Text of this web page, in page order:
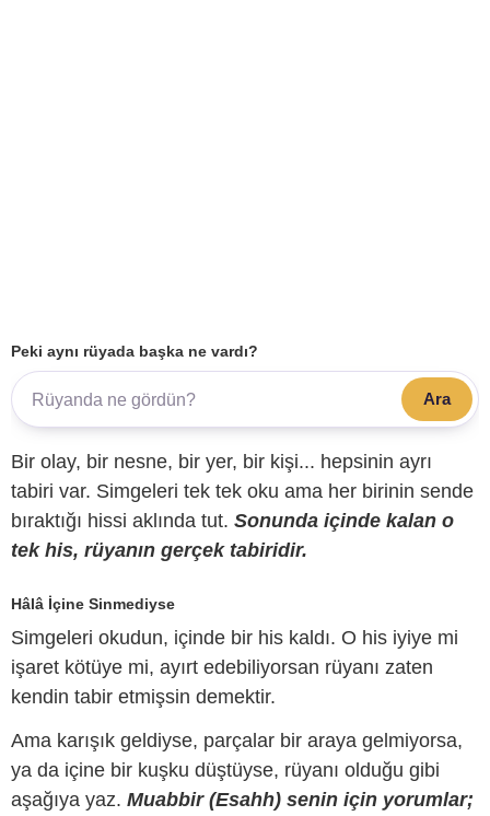
Peki aynı rüyada başka ne vardı?
Ara
Bir olay, bir nesne, bir yer, bir kişi... hepsinin ayrı
tabiri var. Simgeleri tek tek oku ama her birinin sende
bıraktığı hissi aklında tut. Sonunda içinde kalan o
tek his, rüyanın gerçek tabiridir.
Hâlâ İçine Sinmediyse
Simgeleri okudun, içinde bir his kaldı. O his iyiye mi
işaret kötüye mi, ayırt edebiliyorsan rüyanı zaten
kendin tabir etmişsin demektir.
Ama karışık geldiyse, parçalar bir araya gelmiyorsa,
ya da içine bir kuşku düştüyse, rüyanı olduğu gibi
aşağıya yaz. Muabbir (Esahh) senin için yorumlar;